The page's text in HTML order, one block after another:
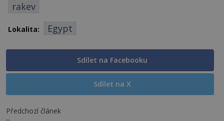
rakev
Lokalita: Egypt
Sdílet na Facebooku
Sdílet na X
Předchozí článek